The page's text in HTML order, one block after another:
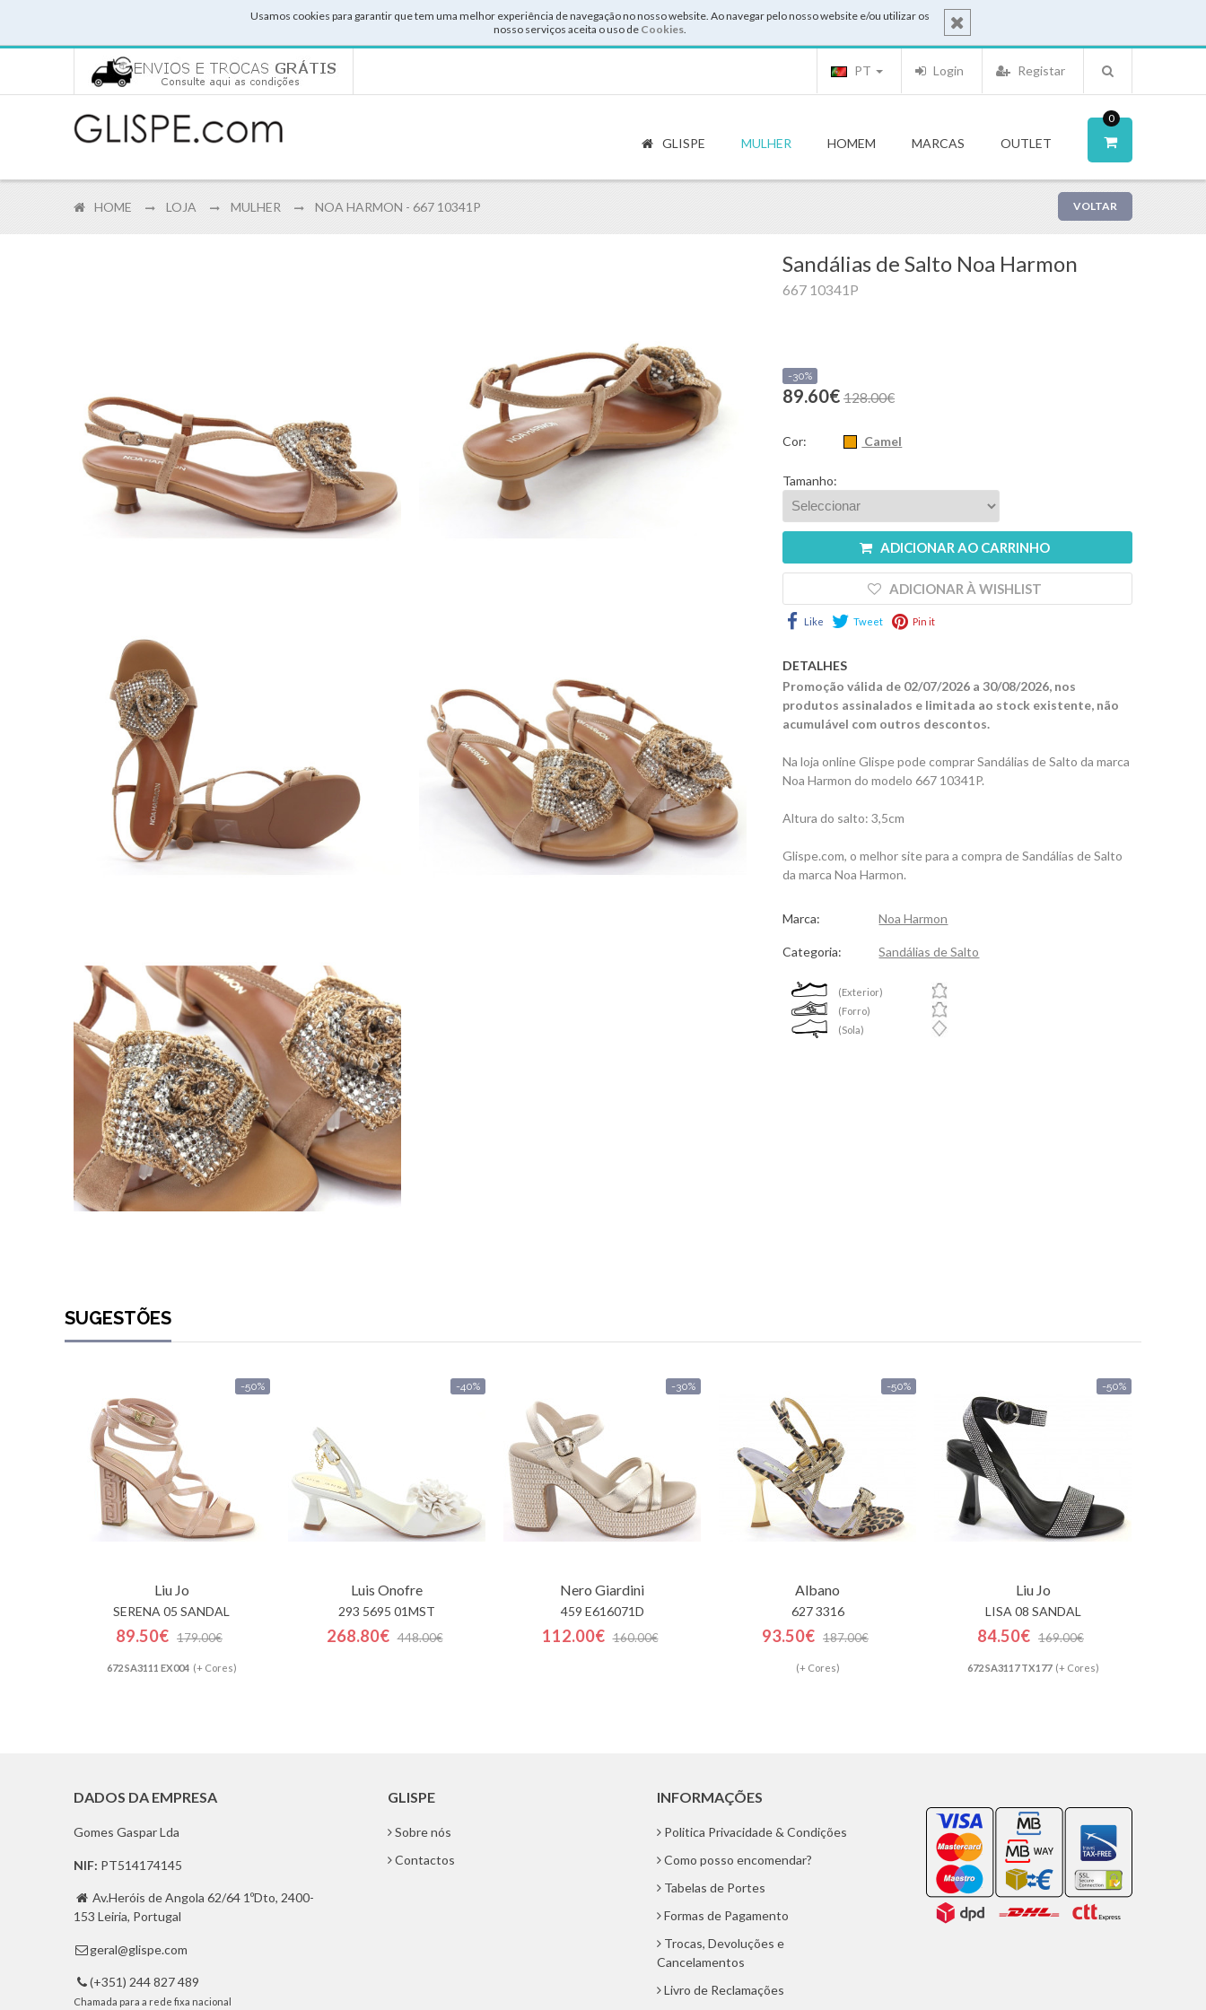
Usamos cookies para garantir que tem uma melhor experiência de navegação no nosso website. Ao navegar pelo nosso website e/ou utilizar os
nosso serviços aceita o uso de Cookies.
Registar
Login
PT
0
GLISPE MULHER HOMEM MARCAS OUTLET
VOLTAR
HOME LOJA MULHER NOA HARMON - 667 10341P
Sandálias de Salto Noa Harmon
667 10341P
-30%
89.60€ 128.00€
Cor: Camel
Tamanho:
ADICIONAR AO CARRINHO
ADICIONAR À WISHLIST
Like Tweet Pin it
DETALHES
Promoção válida de 02/07/2026 a 30/08/2026, nos
produtos assinalados e limitada ao stock existente, não
acumulável com outros descontos.
Na loja online Glispe pode comprar Sandálias de Salto da marca
Noa Harmon do modelo 667 10341P.
Altura do salto: 3,5cm
Glispe.com, o melhor site para a compra de Sandálias de Salto
da marca Noa Harmon.
Marca: Noa Harmon
Categoria: Sandálias de Salto
(Exterior)
(Forro)
(Sola)
SUGESTÕES
-50%
Liu Jo
SERENA 05 SANDAL
89.50€ 179.00€
672 SA3111 EX004(+ Cores)
-40%
Luis Onofre
293 5695 01MST
268.80€ 448.00€
-30%
Nero Giardini
459 E616071D
112.00€ 160.00€
-50%
Albano
627 3316
93.50€ 187.00€
(+ Cores)
-50%
Liu Jo
LISA 08 SANDAL
84.50€ 169.00€
672 SA3117 TX177(+ Cores)
DADOS DA EMPRESA
Gomes Gaspar Lda
NIF: PT514174145
 Av.Heróis de Angola 62/64 1ºDto, 2400-
153 Leiria, Portugal
 geral@glispe.com
 (+351) 244 827 489
Chamada para a rede fixa nacional
GLISPE
Sobre nós
Contactos
INFORMAÇÕES
Politica Privacidade & Condições
Como posso encomendar?
Tabelas de Portes
Formas de Pagamento
Trocas, Devoluções e
Cancelamentos
Livro de Reclamações